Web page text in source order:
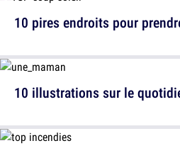
10 pires endroits pour
10 illustrations sur le